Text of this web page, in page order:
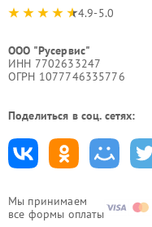
Мы принимаем
все формы оплаты
4.9-5.0
ООО "Русервис"
ИНН 7702633247
ОГРН 1077746335776
Поделиться в соц. сетях: